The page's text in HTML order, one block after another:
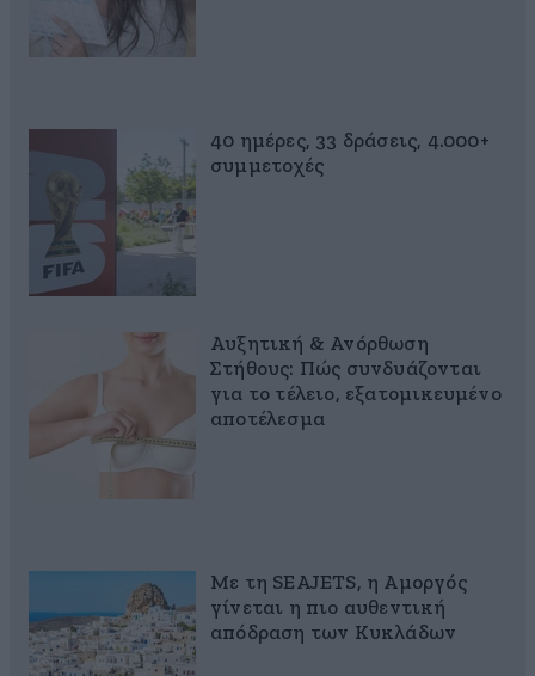
40 ημέρες, 33 δράσεις, 4.000+
συμμετοχές
Αυξητική & Ανόρθωση
Στήθους: Πώς συνδυάζονται
για το τέλειο, εξατομικευμένο
αποτέλεσμα
Με τη SEAJETS, η Αμοργός
γίνεται η πιο αυθεντική
απόδραση των Κυκλάδων